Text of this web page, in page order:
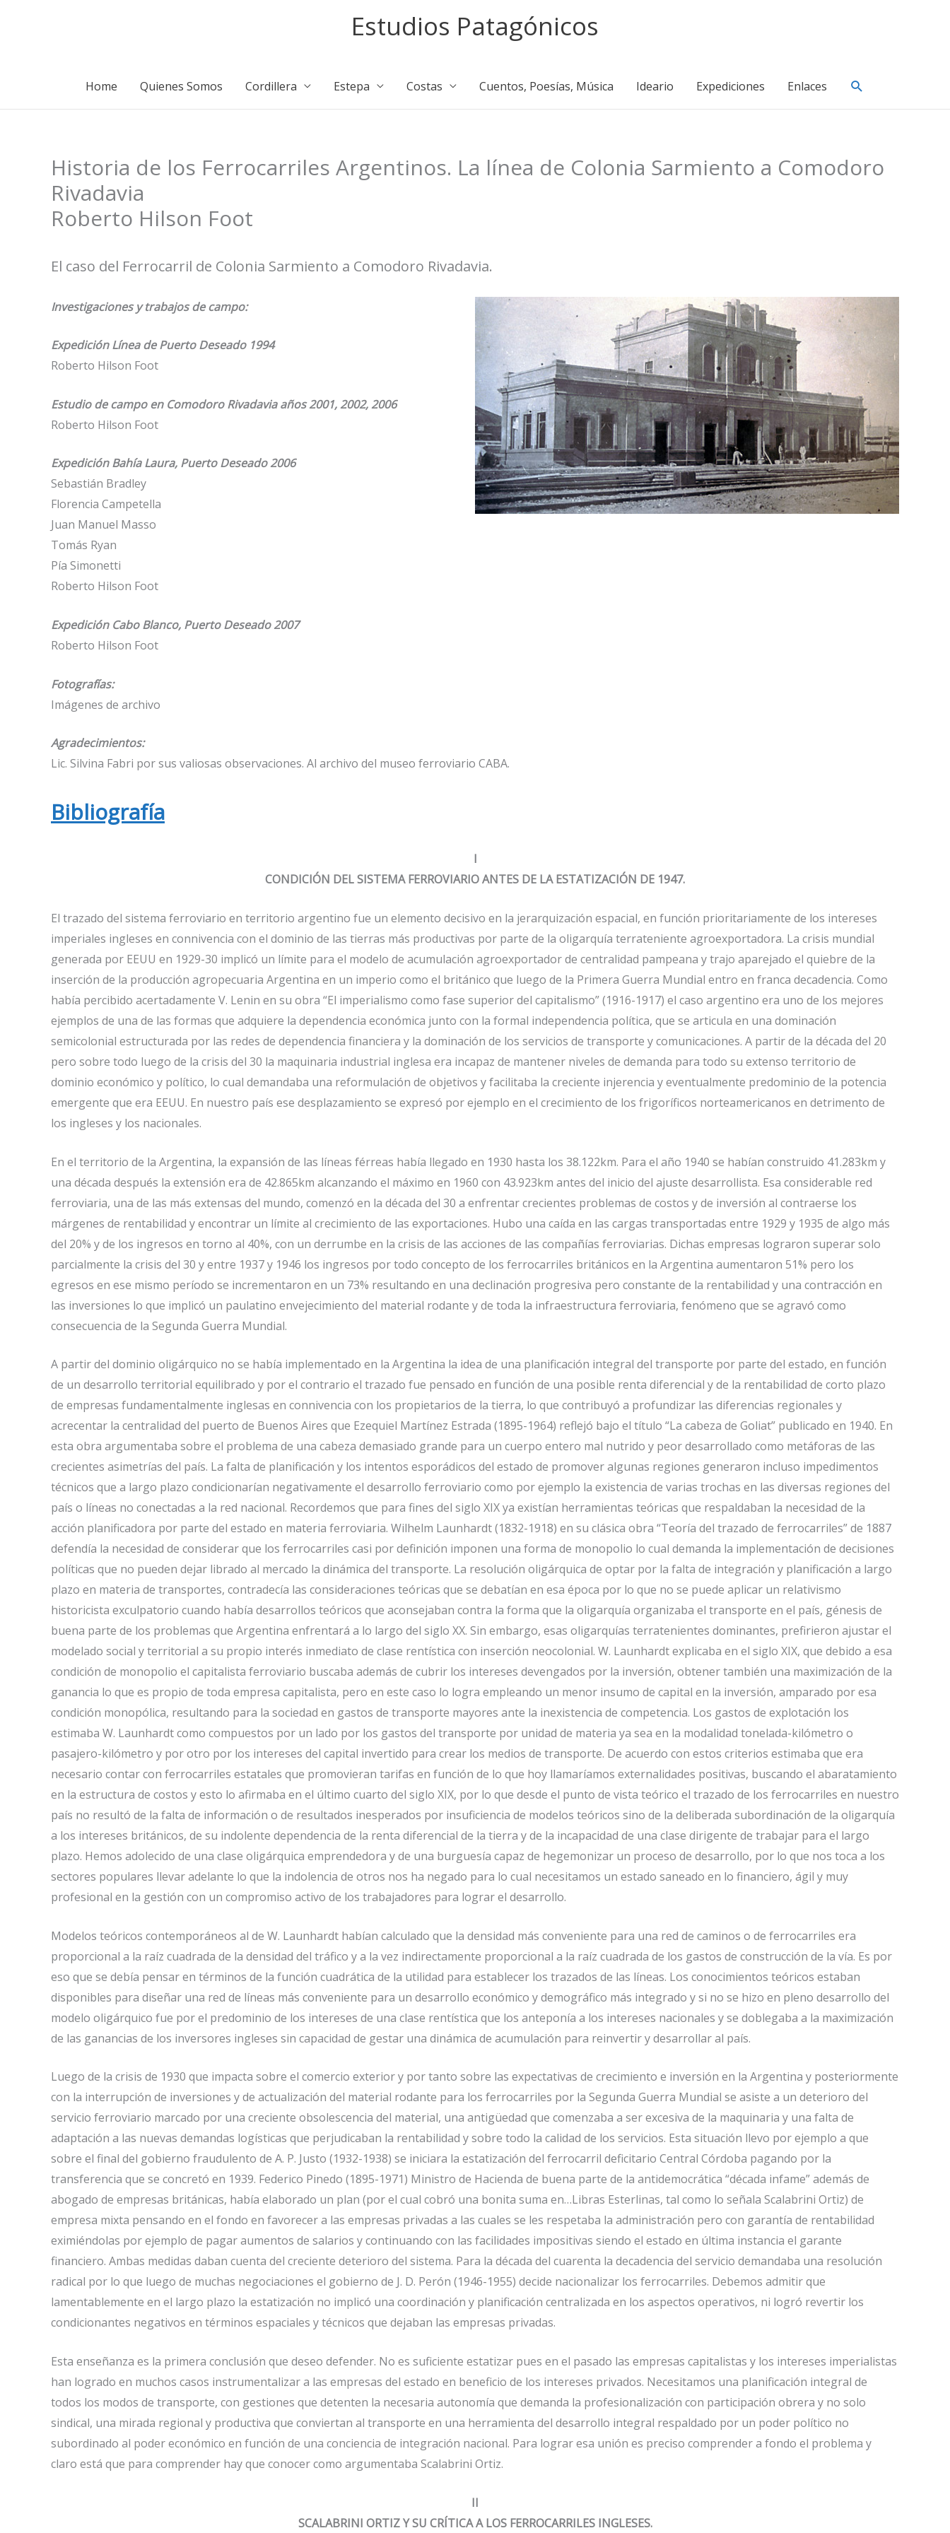
Estudios Patagónicos
Home Quienes Somos Cordillera Estepa Costas Cuentos, Poesías, Música Ideario Expediciones Enlaces Buscar
Historia de los Ferrocarriles Argentinos. La línea de Colonia Sarmiento a Comodoro
Rivadavia
Roberto Hilson Foot
El caso del Ferrocarril de Colonia Sarmiento a Comodoro Rivadavia.
Investigaciones y trabajos de campo:
Expedición Línea de Puerto Deseado 1994
Roberto Hilson Foot
Estudio de campo en Comodoro Rivadavia años 2001, 2002, 2006
Roberto Hilson Foot
Expedición Bahía Laura, Puerto Deseado 2006
Sebastián Bradley
Florencia Campetella
Juan Manuel Masso
Tomás Ryan
Pía Simonetti
Roberto Hilson Foot
Expedición Cabo Blanco, Puerto Deseado 2007
Roberto Hilson Foot
Fotografías:
Imágenes de archivo
Agradecimientos:
Lic. Silvina Fabri por sus valiosas observaciones. Al archivo del museo ferroviario CABA.
Bibliografía
I
CONDICIÓN DEL SISTEMA FERROVIARIO ANTES DE LA ESTATIZACIÓN DE 1947.
El trazado del sistema ferroviario en territorio argentino fue un elemento decisivo en la jerarquización espacial, en función prioritariamente de los intereses
imperiales ingleses en connivencia con el dominio de las tierras más productivas por parte de la oligarquía terrateniente agroexportadora. La crisis mundial
generada por EEUU en 1929-30 implicó un límite para el modelo de acumulación agroexportador de centralidad pampeana y trajo aparejado el quiebre de la
inserción de la producción agropecuaria Argentina en un imperio como el británico que luego de la Primera Guerra Mundial entro en franca decadencia. Como
había percibido acertadamente V. Lenin en su obra “El imperialismo como fase superior del capitalismo” (1916-1917) el caso argentino era uno de los mejores
ejemplos de una de las formas que adquiere la dependencia económica junto con la formal independencia política, que se articula en una dominación
semicolonial estructurada por las redes de dependencia financiera y la dominación de los servicios de transporte y comunicaciones. A partir de la década del 20
pero sobre todo luego de la crisis del 30 la maquinaria industrial inglesa era incapaz de mantener niveles de demanda para todo su extenso territorio de
dominio económico y político, lo cual demandaba una reformulación de objetivos y facilitaba la creciente injerencia y eventualmente predominio de la potencia
emergente que era EEUU. En nuestro país ese desplazamiento se expresó por ejemplo en el crecimiento de los frigoríficos norteamericanos en detrimento de
los ingleses y los nacionales.
En el territorio de la Argentina, la expansión de las líneas férreas había llegado en 1930 hasta los 38.122km. Para el año 1940 se habían construido 41.283km y
una década después la extensión era de 42.865km alcanzando el máximo en 1960 con 43.923km antes del inicio del ajuste desarrollista. Esa considerable red
ferroviaria, una de las más extensas del mundo, comenzó en la década del 30 a enfrentar crecientes problemas de costos y de inversión al contraerse los
márgenes de rentabilidad y encontrar un límite al crecimiento de las exportaciones. Hubo una caída en las cargas transportadas entre 1929 y 1935 de algo más
del 20% y de los ingresos en torno al 40%, con un derrumbe en la crisis de las acciones de las compañías ferroviarias. Dichas empresas lograron superar solo
parcialmente la crisis del 30 y entre 1937 y 1946 los ingresos por todo concepto de los ferrocarriles británicos en la Argentina aumentaron 51% pero los
egresos en ese mismo período se incrementaron en un 73% resultando en una declinación progresiva pero constante de la rentabilidad y una contracción en
las inversiones lo que implicó un paulatino envejecimiento del material rodante y de toda la infraestructura ferroviaria, fenómeno que se agravó como
consecuencia de la Segunda Guerra Mundial.
A partir del dominio oligárquico no se había implementado en la Argentina la idea de una planificación integral del transporte por parte del estado, en función
de un desarrollo territorial equilibrado y por el contrario el trazado fue pensado en función de una posible renta diferencial y de la rentabilidad de corto plazo
de empresas fundamentalmente inglesas en connivencia con los propietarios de la tierra, lo que contribuyó a profundizar las diferencias regionales y
acrecentar la centralidad del puerto de Buenos Aires que Ezequiel Martínez Estrada (1895-1964) reflejó bajo el título “La cabeza de Goliat” publicado en 1940. En
esta obra argumentaba sobre el problema de una cabeza demasiado grande para un cuerpo entero mal nutrido y peor desarrollado como metáforas de las
crecientes asimetrías del país. La falta de planificación y los intentos esporádicos del estado de promover algunas regiones generaron incluso impedimentos
técnicos que a largo plazo condicionarían negativamente el desarrollo ferroviario como por ejemplo la existencia de varias trochas en las diversas regiones del
país o líneas no conectadas a la red nacional. Recordemos que para fines del siglo XIX ya existían herramientas teóricas que respaldaban la necesidad de la
acción planificadora por parte del estado en materia ferroviaria. Wilhelm Launhardt (1832-1918) en su clásica obra “Teoría del trazado de ferrocarriles” de 1887
defendía la necesidad de considerar que los ferrocarriles casi por definición imponen una forma de monopolio lo cual demanda la implementación de decisiones
políticas que no pueden dejar librado al mercado la dinámica del transporte. La resolución oligárquica de optar por la falta de integración y planificación a largo
plazo en materia de transportes, contradecía las consideraciones teóricas que se debatían en esa época por lo que no se puede aplicar un relativismo
historicista exculpatorio cuando había desarrollos teóricos que aconsejaban contra la forma que la oligarquía organizaba el transporte en el país, génesis de
buena parte de los problemas que Argentina enfrentará a lo largo del siglo XX. Sin embargo, esas oligarquías terratenientes dominantes, prefirieron ajustar el
modelado social y territorial a su propio interés inmediato de clase rentística con inserción neocolonial. W. Launhardt explicaba en el siglo XIX, que debido a esa
condición de monopolio el capitalista ferroviario buscaba además de cubrir los intereses devengados por la inversión, obtener también una maximización de la
ganancia lo que es propio de toda empresa capitalista, pero en este caso lo logra empleando un menor insumo de capital en la inversión, amparado por esa
condición monopólica, resultando para la sociedad en gastos de transporte mayores ante la inexistencia de competencia. Los gastos de explotación los
estimaba W. Launhardt como compuestos por un lado por los gastos del transporte por unidad de materia ya sea en la modalidad tonelada-kilómetro o
pasajero-kilómetro y por otro por los intereses del capital invertido para crear los medios de transporte. De acuerdo con estos criterios estimaba que era
necesario contar con ferrocarriles estatales que promovieran tarifas en función de lo que hoy llamaríamos externalidades positivas, buscando el abaratamiento
en la estructura de costos y esto lo afirmaba en el último cuarto del siglo XIX, por lo que desde el punto de vista teórico el trazado de los ferrocarriles en nuestro
país no resultó de la falta de información o de resultados inesperados por insuficiencia de modelos teóricos sino de la deliberada subordinación de la oligarquía
a los intereses británicos, de su indolente dependencia de la renta diferencial de la tierra y de la incapacidad de una clase dirigente de trabajar para el largo
plazo. Hemos adolecido de una clase oligárquica emprendedora y de una burguesía capaz de hegemonizar un proceso de desarrollo, por lo que nos toca a los
sectores populares llevar adelante lo que la indolencia de otros nos ha negado para lo cual necesitamos un estado saneado en lo financiero, ágil y muy
profesional en la gestión con un compromiso activo de los trabajadores para lograr el desarrollo.
Modelos teóricos contemporáneos al de W. Launhardt habían calculado que la densidad más conveniente para una red de caminos o de ferrocarriles era
proporcional a la raíz cuadrada de la densidad del tráfico y a la vez indirectamente proporcional a la raíz cuadrada de los gastos de construcción de la vía. Es por
eso que se debía pensar en términos de la función cuadrática de la utilidad para establecer los trazados de las líneas. Los conocimientos teóricos estaban
disponibles para diseñar una red de líneas más conveniente para un desarrollo económico y demográfico más integrado y si no se hizo en pleno desarrollo del
modelo oligárquico fue por el predominio de los intereses de una clase rentística que los anteponía a los intereses nacionales y se doblegaba a la maximización
de las ganancias de los inversores ingleses sin capacidad de gestar una dinámica de acumulación para reinvertir y desarrollar al país.
Luego de la crisis de 1930 que impacta sobre el comercio exterior y por tanto sobre las expectativas de crecimiento e inversión en la Argentina y posteriormente
con la interrupción de inversiones y de actualización del material rodante para los ferrocarriles por la Segunda Guerra Mundial se asiste a un deterioro del
servicio ferroviario marcado por una creciente obsolescencia del material, una antigüedad que comenzaba a ser excesiva de la maquinaria y una falta de
adaptación a las nuevas demandas logísticas que perjudicaban la rentabilidad y sobre todo la calidad de los servicios. Esta situación llevo por ejemplo a que
sobre el final del gobierno fraudulento de A. P. Justo (1932-1938) se iniciara la estatización del ferrocarril deficitario Central Córdoba pagando por la
transferencia que se concretó en 1939. Federico Pinedo (1895-1971) Ministro de Hacienda de buena parte de la antidemocrática “década infame” además de
abogado de empresas británicas, había elaborado un plan (por el cual cobró una bonita suma en…Libras Esterlinas, tal como lo señala Scalabrini Ortiz) de
empresa mixta pensando en el fondo en favorecer a las empresas privadas a las cuales se les respetaba la administración pero con garantía de rentabilidad
eximiéndolas por ejemplo de pagar aumentos de salarios y continuando con las facilidades impositivas siendo el estado en última instancia el garante
financiero. Ambas medidas daban cuenta del creciente deterioro del sistema. Para la década del cuarenta la decadencia del servicio demandaba una resolución
radical por lo que luego de muchas negociaciones el gobierno de J. D. Perón (1946-1955) decide nacionalizar los ferrocarriles. Debemos admitir que
lamentablemente en el largo plazo la estatización no implicó una coordinación y planificación centralizada en los aspectos operativos, ni logró revertir los
condicionantes negativos en términos espaciales y técnicos que dejaban las empresas privadas.
Esta enseñanza es la primera conclusión que deseo defender. No es suficiente estatizar pues en el pasado las empresas capitalistas y los intereses imperialistas
han logrado en muchos casos instrumentalizar a las empresas del estado en beneficio de los intereses privados. Necesitamos una planificación integral de
todos los modos de transporte, con gestiones que detenten la necesaria autonomía que demanda la profesionalización con participación obrera y no solo
sindical, una mirada regional y productiva que conviertan al transporte en una herramienta del desarrollo integral respaldado por un poder político no
subordinado al poder económico en función de una conciencia de integración nacional. Para lograr esa unión es preciso comprender a fondo el problema y
claro está que para comprender hay que conocer como argumentaba Scalabrini Ortiz.
II
SCALABRINI ORTIZ Y SU CRÍTICA A LOS FERROCARRILES INGLESES.